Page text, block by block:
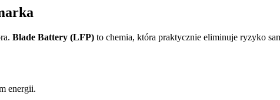
Blade Battery (LFP) to chemia, która praktycznie eliminuje ryzyko
energii.